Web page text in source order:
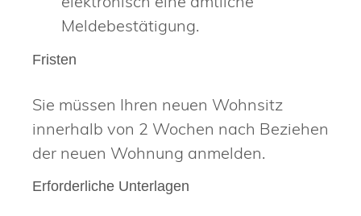
Meldebestätigung.
Fristen
Sie müssen Ihren neuen Wohnsitz
innerhalb von 2 Wochen nach Beziehen
der neuen Wohnung anmelden.
Erforderliche Unterlagen